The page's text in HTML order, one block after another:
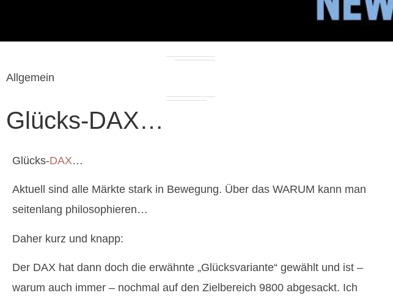
Allgemein
Glücks-DAX…
Glücks-DAX…
Aktuell sind alle Märkte stark in Bewegung. Über das WARUM kann man
seitenlang philosophieren…
Daher kurz und knapp:
Der DAX hat dann doch die erwähnte „Glücksvariante“ gewählt und ist –
warum auch immer – nochmal auf den Zielbereich 9800 abgesackt. Ich